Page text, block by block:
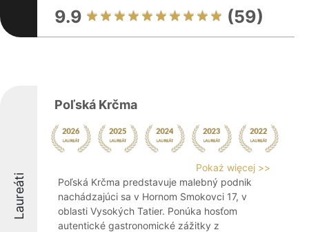
9.9 (59)
Laureáti
Poľská Krčma
Pokaż więcej >>
Poľská Krčma predstavuje malebný podnik
nachádzajúci sa v Hornom Smokovci 17, v
oblasti Vysokých Tatier. Ponúka hosťom
autentické gastronomické zážitky z